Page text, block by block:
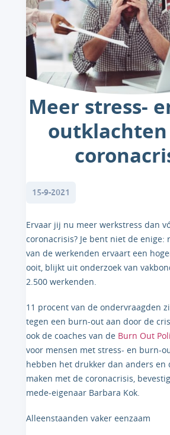
Meer stress-
15-9-2021
Ervaar jij nu meer werkstress dan
coronacrisis? Je bent niet de enige:
van de werkenden ervaart een
ooit, blijkt uit onderzoek van
2.500 werkenden.
11 procent van de ondervraagden
tegen een burn-out aan door de
ook de coaches van de Burn Out Poli
voor mensen met stress- en burn-
hebben het drukker dan anders en
maken met de coronacrisis,
mede-eigenaar Barbara Kok.
Alleenstaanden vaker eenzaam